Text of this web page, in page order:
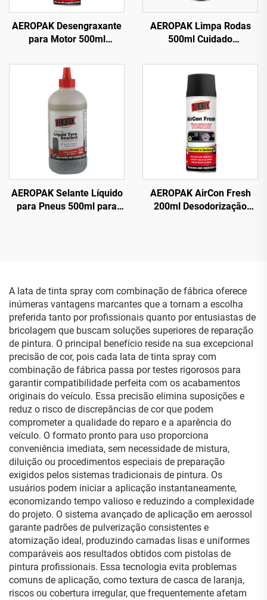
AEROPAK Desengraxante
para Motor 500ml
Automotivo à Base de
Solvente para Limpeza de
Carros
AEROPAK Limpa Rodas
500ml Cuidado
para Carros e Rodas
AEROPAK Selante Líquido
para Pneus 500ml para
AEROPAK AirCon Fresh
200ml Desodorização
A lata de tinta spray com combinação de fábrica oferece
inúmeras vantagens marcantes que a tornam a escolha
preferida tanto por profissionais quanto por entusiastas de
bricolagem que buscam soluções superiores de reparação
de pintura. O principal benefício reside na sua excepcional
precisão de cor, pois cada lata de tinta spray com
combinação de fábrica passa por testes rigorosos para
garantir compatibilidade perfeita com os acabamentos
originais do veículo. Essa precisão elimina suposições e
reduz o risco de discrepâncias de cor que podem
comprometer a qualidade do reparo e a aparência do
veículo. O formato pronto para uso proporciona
conveniência imediata, sem necessidade de mistura,
diluição ou procedimentos especiais de preparação
exigidos pelos sistemas tradicionais de pintura. Os
usuários podem iniciar a aplicação instantaneamente,
economizando tempo valioso e reduzindo a complexidade
do projeto. O sistema avançado de aplicação em aerossol
garante padrões de pulverização consistentes e
atomização ideal, produzindo camadas lisas e uniformes
comparáveis aos resultados obtidos com pistolas de
pintura profissionais. Essa tecnologia evita problemas
comuns de aplicação, como textura de casca de laranja,
riscos ou cobertura irregular, que frequentemente afetam